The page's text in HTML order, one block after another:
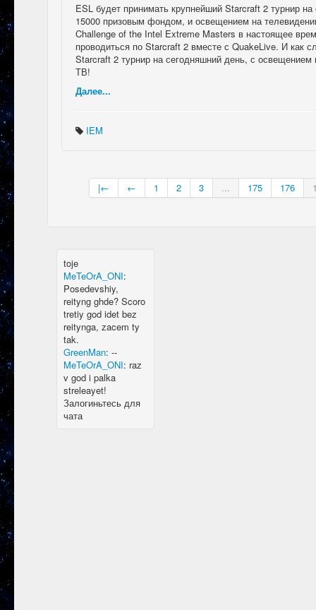
ESL будет принимать крупнейший Starcraft 2 турнир
15000 призовым фондом, и освещением на
Challenge of the Intel Extreme Masters в настоящее
проводиться по Starcraft 2 вместе с QuakeLive. И как
Starcraft 2 турнир на сегодняшний день, с освещением
ТВ!
Далее...
IEM
|← ← 1 2 3 ... 175 176
всегда инфа самая
актуальная
k7.Gladiator: yoyo
Ink:yoyo
MAT1S:гладиатор
= бв нагибатор?
Ink:
игратор
рейтингу, вот в
делать рейтинг в
котором нет
toje
MeTeOrA_ONI:
Posedevshiy,
reityng ghde? Scoro
tretiy god idet bez
reitynga, zacem ty
tak.
GreenMan: --
MeTeOrA_ONI: raz
v god i palka
streleayet!
Залогиньтесь для
чата